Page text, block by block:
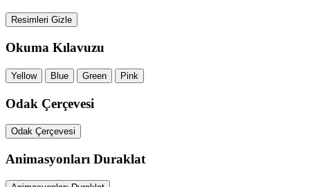
Resimleri Gizle
Okuma Kılavuzu
Yellow Blue Green Pink
Odak Çerçevesi
Odak Çerçevesi
Animasyonları Duraklat